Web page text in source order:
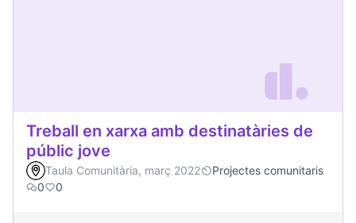
Treball en xarxa amb destinatàries de
públic jove
Taula Comunitària, març 2022
Projectes comunitaris
0
0